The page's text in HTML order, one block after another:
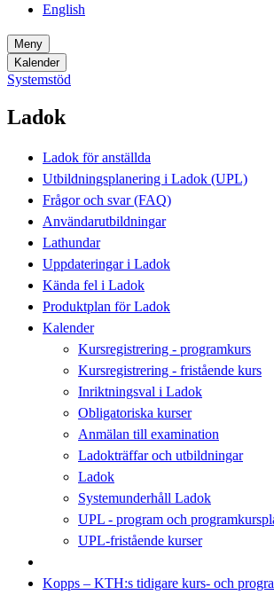
English
Meny
Kalender
Systemstöd
Ladok
Ladok för anställda
Utbildningsplanering i Ladok (UPL)
Frågor och svar (FAQ)
Användarutbildningar
Lathundar
Uppdateringar i Ladok
Kända fel i Ladok
Produktplan för Ladok
Kalender
Kursregistrering - programkurs
Kursregistrering - fristående kurs
Inriktningsval i Ladok
Obligatoriska kurser
Anmälan till examination
Ladokträffar och utbildningar
Ladok
Systemunderhåll Ladok
UPL - program och
UPL-fristående kurser
Kopps – KTH:s tidigare kurs- och